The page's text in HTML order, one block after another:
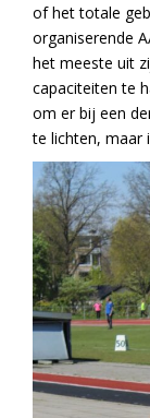
of het totale
organiserende
het meeste uit
capaciteiten te
om er bij een
te lichten, maar